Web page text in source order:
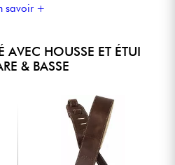
savoir +
AVEC HOUSSE ET ÉTUI
& BASSE